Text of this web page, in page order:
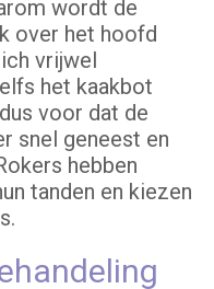
wordt de
over het hoofd
vrijwel
het kaakbot
voor dat de
snel geneest en
hebben
tanden en kiezen